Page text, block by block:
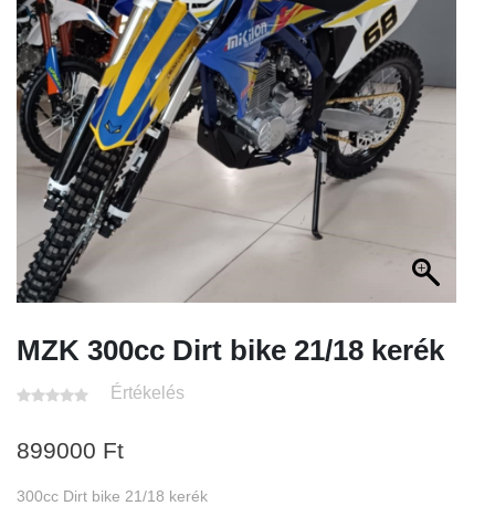
MZK 300cc Dirt bike 21/18 kerék
Értékelés
899000 Ft
300cc Dirt bike 21/18 kerék